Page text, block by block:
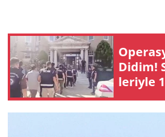
Didim!
le­riy­le
Büyük